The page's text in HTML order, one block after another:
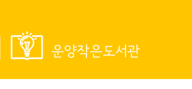
운양작은도서관